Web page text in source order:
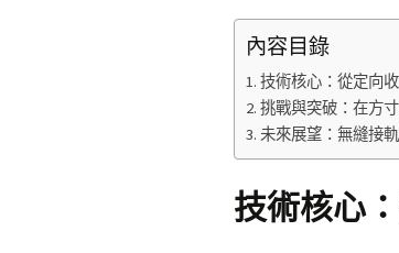
內容目錄
技術核心：從定向
挑戰與突破：在方
未來展望：無縫接
技術核心